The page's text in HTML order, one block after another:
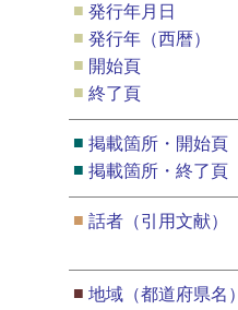
■ 発行年月日
■ 発行年（西暦）
■ 開始頁
■ 終了頁
■ 掲載箇所・開始頁
■ 掲載箇所・終了頁
■ 話者（引用文献）
■ 地域（都道府県名）